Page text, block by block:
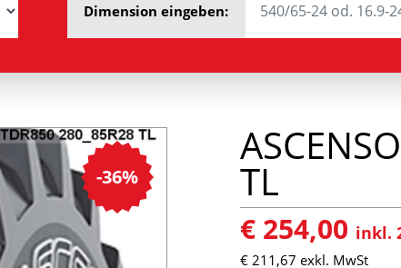
Dimension eingeben:
TL
€ 254,00 inkl.
€ 211,67 exkl. MwSt
-36%